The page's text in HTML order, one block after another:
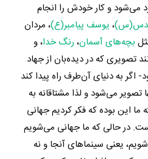
می‌شود و کار خودش را انجام
، یوسف پیامبر(ع)، مردان
بچه‌های آسمان، رنگ خدا، و
تصویری که در دیده‌بان از جهاد
اگر به دنیای آن‌طرف راه پیدا کند
می‌شود و لذا مشتاقانه به
این بوده که فکر کردیم جهانی
در حالی که ما جهانی می‌شویم
یعنی سینماهای آنجا و نه